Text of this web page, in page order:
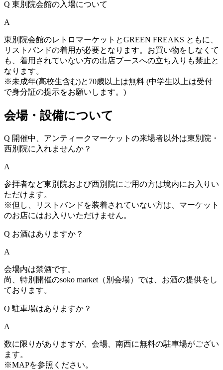
Q 東別院会館の入場について
A
東別院会館のレトロマーケットとGREEN FREAKS ともに、
リストバンドの着用が必要となります。お買い物をしなくて
も、着用されていない方の出店ブースへの立ち入りも禁止と
なります。
※未成年(高校生含む)と70歳以上は無料 (中学生以上は受付
で身分証の提示をお願いします。)
会場・設備について
Q 開催中、アンティークマーケットの来場者以外は東別院・
西別院に入れませんか？
A
参拝者など東別院および西別院にご用の方は境内にお入りい
ただけます。
※但し、リストバンドを装着されていない方は、マーケット
のお店にはお入りいただけません。
Q お酒はありますか？
A
会場内は禁酒です。
尚、特別開催のsoko market（別会場）では、お酒の提供をし
ております。
Q 駐車場はありますか？
A
数に限りがありますが、会場、南西に無料の駐車場がござい
ます。
※MAPを参照ください。